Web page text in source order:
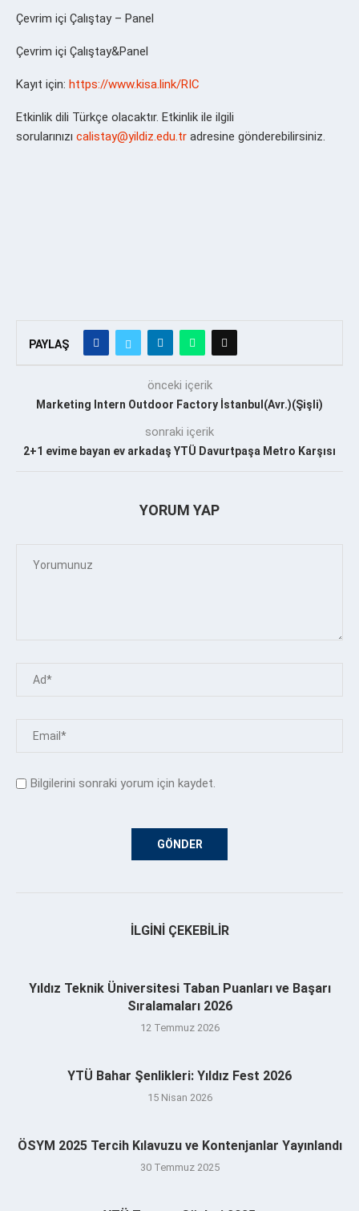
Çevrim içi Çalıştay – Panel
Çevrim içi Çalıştay&Panel
Kayıt için: https://www.kisa.link/RIC
Etkinlik dili Türkçe olacaktır. Etkinlik ile ilgili
sorularınızı calistay@yildiz.edu.tr adresine gönderebilirsiniz.
PAYLAŞ
önceki içerik
Marketing Intern Outdoor Factory İstanbul(Avr.)(Şişli)
sonraki içerik
2+1 evime bayan ev arkadaş YTÜ Davurtpaşa Metro Karşısı
YORUM YAP
Bilgilerini sonraki yorum için kaydet.
İLGINI ÇEKEBILIR
Yıldız Teknik Üniversitesi Taban Puanları ve Başarı
Sıralamaları 2026
12 Temmuz 2026
YTÜ Bahar Şenlikleri: Yıldız Fest 2026
15 Nisan 2026
ÖSYM 2025 Tercih Kılavuzu ve Kontenjanlar Yayınlandı
30 Temmuz 2025